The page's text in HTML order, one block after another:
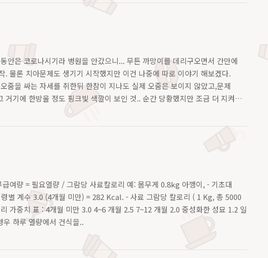
은 코로나시기라 병원을 안갔으니... 무튼 까망이를 데리구오면서 간만에
물론 치아문제도 생기기 시작했지만 이건 나중에 따로 이야기 해보겠다.
을 싸는 자세를 취한뒤 한참이 지나도 실제 오줌은 보이지 않았고,문제
기에 한방울 정도 핑크빛 색깔이 보인 것.. 순간 당황했지만 조금 더 지켜
여량 = 필요열량 / 그람당 사료칼로리 예: 몸무게 0.8kg 아깽이, - 기초대
계수 3.0 (4개월 미만) = 282 Kcal. - 사료 그람당 칼로리 ( 1 Kg, 총 5000
중치 표 : 4개월 미만 3.0 4~6 개월 2.5 7~12 개월 2.0 중성화한 성묘 1.2 일
하루 열량에서 건식을..